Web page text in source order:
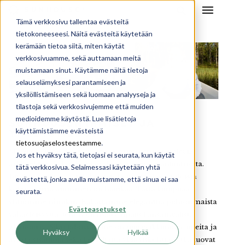
Tämä verkkosivu tallentaa evästeitä
tietokoneeseesi. Näitä evästeitä käytetään
kerämään tietoa siitä, miten käytät
verkkosivuamme, sekä auttamaan meitä
muistamaan sinut. Käytämme näitä tietoja
selauselämyksesi parantamiseen ja
yksilöllistämiseen sekä luomaan analyyseja ja
tilastoja sekä verkkosivujemme että muiden
medioidemme käytöstä. Lue lisätietoja
käyttämistämme evästeistä
tietosuojaselosteestamme.
Jos et hyväksy tätä, tietojasi ei seurata, kun käytät
tätä verkkosivua. Selaimessasi käytetään yhtä
evästettä, jonka avulla muistamme, että sinua ei saa
seurata.
Evästeasetukset
Hyväksy Hylkää
SUNHOUSEN IHMISET JA
YHTEYSTIEDOT
Me Sunhousen ihmiset olemme tuoreesti ajattelevia
arkkitehteja ja kokeneita rakentamisen asiantuntijoita.
Intohimomme on tehdä aurinkoisia ja elämäniloisia
koteja, joissa asuminen on hauskaa. Tästä kumpuaa
yhtiömme nimikin. Rakastamme eleganttia pohjoismaista
vähäeleisyyttä, johon on lisätty ripaus kansainvälistä
glamouria. Siksi taloissamme on suuria ikkunoita, upeita ja
avaria sisätiloja sekä kekseliäitä yksityiskohtia, jotka tuovat